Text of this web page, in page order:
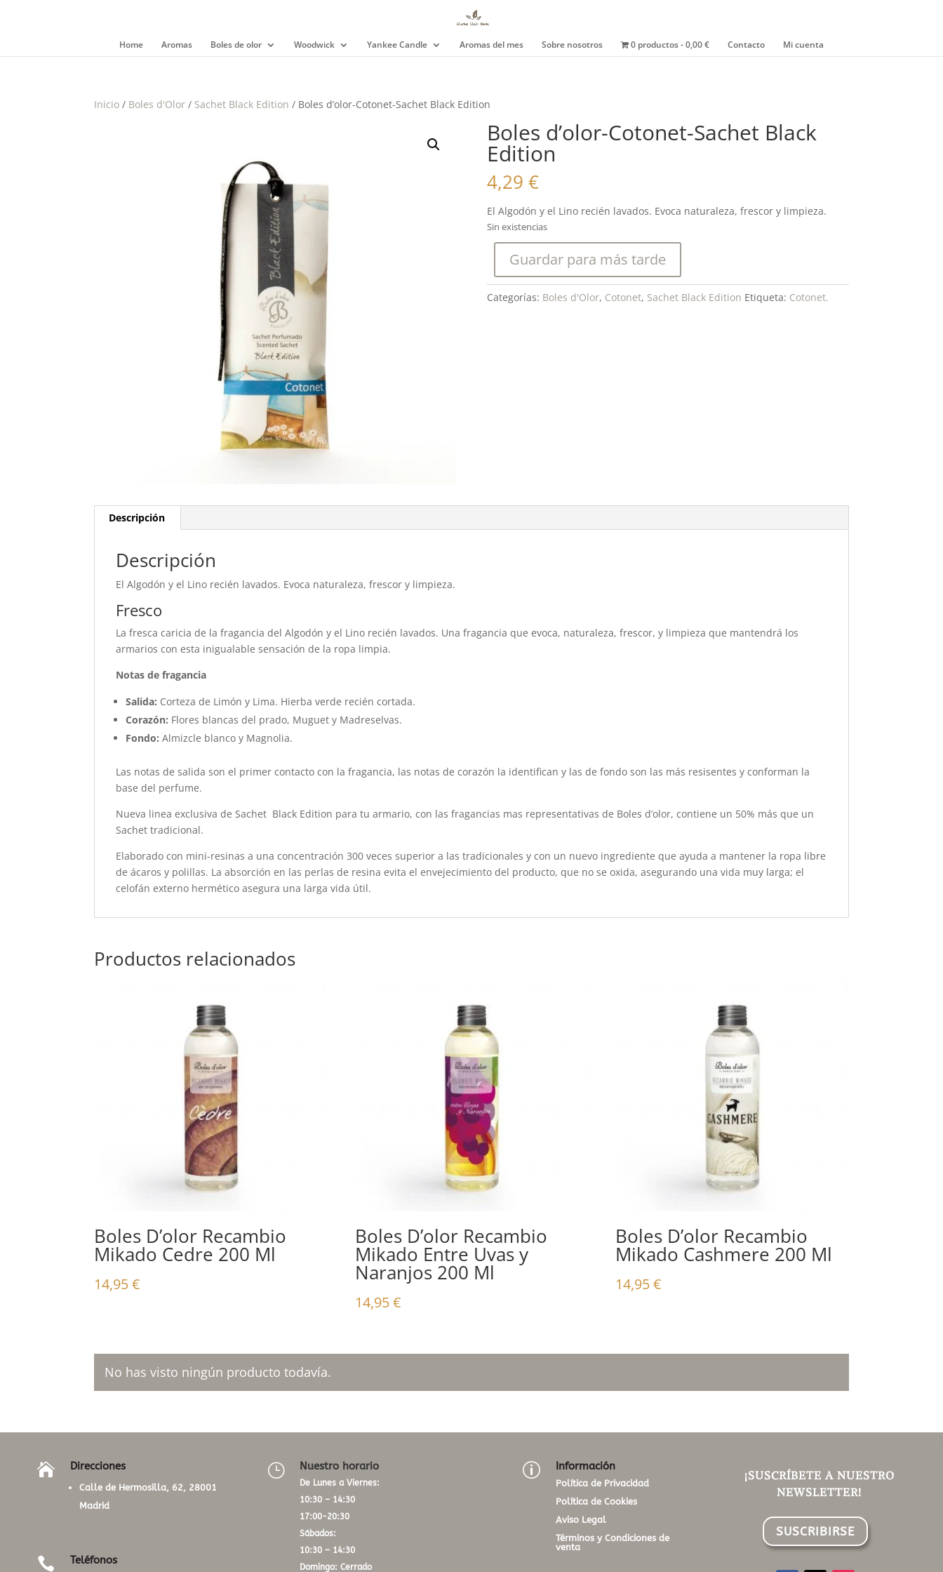
Home Aromas Boles de olor Woodwick Yankee Candle Aromas del mes Sobre nosotros 0 productos 0,00 € Contacto Mi cuenta
Inicio / Boles d'Olor / Sachet Black Edition / Boles d’olor-Cotonet-Sachet Black Edition
Boles d’olor-Cotonet-Sachet Black
Edition
4,29 €
El Algodón y el Lino recién lavados. Evoca naturaleza, frescor y limpieza.
Sin existencias
Guardar para más tarde
Categorías: Boles d'Olor, Cotonet, Sachet Black Edition Etiqueta: Cotonet.
Descripción
Descripción
El Algodón y el Lino recién lavados. Evoca naturaleza, frescor y limpieza.
Fresco
La fresca caricia de la fragancia del Algodón y el Lino recién lavados. Una fragancia que evoca, naturaleza, frescor, y limpieza que mantendrá los
armarios con esta inigualable sensación de la ropa limpia.
Notas de fragancia
Salida: Corteza de Limón y Lima. Hierba verde recién cortada.
Corazón: Flores blancas del prado, Muguet y Madreselvas.
Fondo:Almizcle blanco y Magnolia.
Las notas de salida son el primer contacto con la fragancia, las notas de corazón la identifican y las de fondo son las más resisentes y conforman la
base del perfume.
Nueva linea exclusiva de Sachet Black Edition para tu armario, con las fragancias mas representativas de Boles d’olor, contiene un 50% más que un
Sachet tradicional.
Elaborado con mini-resinas a una concentración 300 veces superior a las tradicionales y con un nuevo ingrediente que ayuda a mantener la ropa libre
de ácaros y polillas. La absorción en las perlas de resina evita el envejecimiento del producto, que no se oxida, asegurando una vida muy larga; el
celofán externo hermético asegura una larga vida útil.
Productos relacionados
Boles D’olor Recambio
Mikado Cedre 200 Ml
14,95€
Boles D’olor Recambio
Mikado Entre Uvas y
Naranjos 200 Ml
14,95€
Boles D’olor Recambio
Mikado Cashmere 200 Ml
14,95€
No has visto ningún producto todavía.
 Direcciones
Calle de Hermosilla, 62, 28001
Madrid
 Teléfonos
} Nuestro horario
De Lunes a Viernes:
10:30 – 14:30
17:00-20:30
Sábados:
10:30 – 14:30
Domingo: Cerrado
p Información
Política de Privacidad
Política de Cookies
Aviso Legal
Términos y Condiciones de
venta
¡SUSCRÍBETE A NUESTRO
NEWSLETTER!
SUSCRIBIRSE